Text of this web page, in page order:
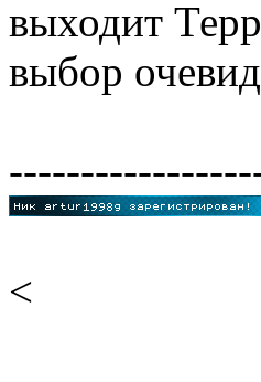
выходит
выбор
<